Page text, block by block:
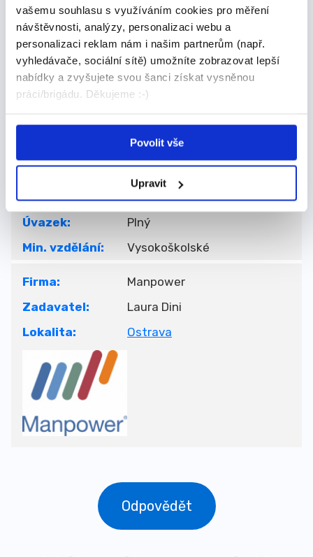
vašemu souhlasu s využíváním cookies pro měření
návštěvnosti, analýzy, personalizaci webu a
personalizaci reklam nám i našim partnerům (např.
vyhledávače, sociální sítě) umožníte zobrazovat lepší
nabídky a zvyšujete svou šanci získat vysněnou
práci/brigádu. Děkujeme :-)
Povolit vše
Upravit
plynulosti textu. V žádném případě se nevyjadřuje
genderově podmíněný nebo diskriminační přístup naší
společnosti k uchazečům a uchazečkám o volná
pracovní místa.
Místek)
Dle domluvy
Mzda:
Dle domluvy
Počet míst:
1
Úvazek:
Plný
Min. vzdělání:
Vysokoškolské
Firma:
Manpower
Zadavatel:
Laura Dini
Lokalita:
Ostrava
Odpovědět